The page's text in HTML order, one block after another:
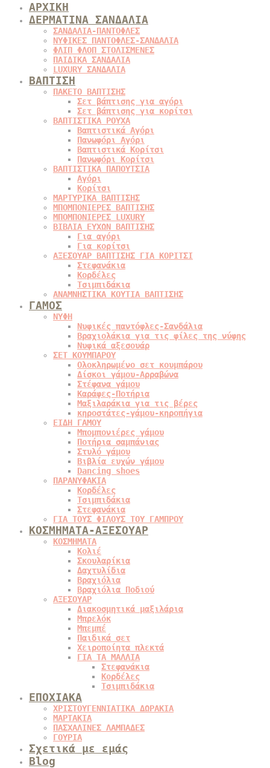
ΑΡΧΙΚΗ
ΔΕΡΜΑΤΙΝΑ ΣΑΝΔΑΛΙΑ
ΣΑΝΔΑΛΙΑ-ΠΑΝΤΟΦΛΕΣ
ΝΥΦΙΚΕΣ ΠΑΝΤΟΦΛΕΣ-ΣΑΝΔΑΛΙΑ
ΦΛΙΠ ΦΛΟΠ ΣΤΟΛΙΣΜΕΝΕΣ
ΠΑΙΔΙΚΑ ΣΑΝΔΑΛΙΑ
LUXURY ΣΑΝΔΑΛΙΑ
ΒΑΠΤΙΣΗ
ΠΑΚΕΤΟ ΒΑΠΤΙΣΗΣ
Σετ βάπτισης για αγόρι
Σετ βάπτισης για κορίτσι
ΒΑΠΤΙΣΤΙΚΑ ΡΟΥΧΑ
Βαπτιστικά Αγόρι
Πανωφόρι Αγόρι
Βαπτιστικά Κορίτσι
Πανωφόρι Κορίτσι
ΒΑΠΤΙΣΤΙΚΑ ΠΑΠΟΥΤΣΙΑ
Αγόρι
Κορίτσι
ΜΑΡΤΥΡΙΚΑ ΒΑΠΤΙΣΗΣ
ΜΠΟΜΠΟΝΙΕΡΕΣ ΒΑΠΤΙΣΗΣ
ΜΠΟΜΠΟΝΙΕΡΕΣ LUXURY
ΒΙΒΛΙΑ ΕΥΧΩΝ ΒΑΠΤΙΣΗΣ
Για αγόρι
Για κορίτσι
ΑΞΕΣΟΥΑΡ ΒΑΠΤΙΣΗΣ ΓΙΑ ΚΟΡΙΤΣΙ
Στεφανάκια
Κορδέλες
Τσιμπιδάκια
ΑΝΑΜΝΗΣΤΙΚΑ ΚΟΥΤΙΑ ΒΑΠΤΙΣΗΣ
ΓΑΜΟΣ
ΝΥΦΗ
Νυφικές παντόφλες-Σανδάλια
Βραχιολάκια για τις φίλες της νύφης
Νυφικά αξεσουάρ
ΣΕΤ ΚΟΥΜΠΑΡΟΥ
Ολοκληρωμένο σετ κουμπάρου
Δίσκοι γάμου-Αρραβώνα
Στέφανα γάμου
Καράφες-Ποτήρια
Μαξιλαράκια για τις βέρες
κηροστάτες-γάμου-κηροπήγια
ΕΙΔΗ ΓΑΜΟΥ
Μπομπονιέρες γάμου
Ποτήρια σαμπάνιας
Στυλό γάμου
Βιβλία ευχών γάμου
Dancing shoes
ΠΑΡΑΝΥΦΑΚΙΑ
Κορδέλες
Τσιμπιδάκια
Στεφανάκια
ΓΙΑ ΤΟΥΣ ΦΙΛΟΥΣ ΤΟΥ ΓΑΜΠΡΟΥ
ΚΟΣΜΗΜΑΤΑ-ΑΞΕΣΟΥΑΡ
ΚΟΣΜΗΜΑΤΑ
Κολιέ
Σκουλαρίκια
Δαχτυλίδια
Βραχιόλια
Βραχιόλια Ποδιού
ΑΞΕΣΟΥΑΡ
Διακοσμητικά μαξιλάρια
Μπρελόκ
Μπεμπέ
Παιδικά σετ
Χειροποίητα πλεκτά
ΓΙΑ ΤΑ ΜΑΛΛΙΑ
Στεφανάκια
Κορδέλες
Τσιμπιδάκια
ΕΠΟΧΙΑΚΑ
ΧΡΙΣΤΟΥΓΕΝΝΙΑΤΙΚΑ ΔΩΡΑΚΙΑ
ΜΑΡΤΑΚΙΑ
ΠΑΣΧΑΛΙΝΕΣ ΛΑΜΠΑΔΕΣ
ΓΟΥΡΙΑ
Σχετικά με εμάς
Blog